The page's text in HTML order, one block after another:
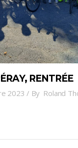
RENTRÉE
2023 By Roland